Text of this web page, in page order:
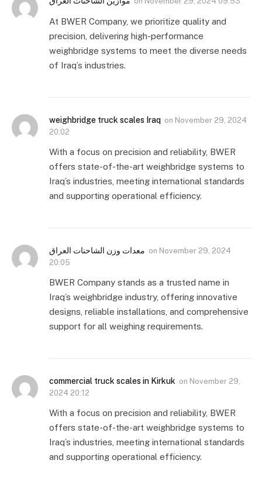
At BWER Company, we prioritize quality and
precision, delivering high-performance
weighbridge systems to meet the diverse needs
of Iraq’s industries.
weighbridge truck scales Iraq on November 29, 2024
20:02
With a focus on precision and reliability, BWER
offers state-of-the-art weighbridge systems to
Iraq’s industries, meeting international standards
and supporting operational efficiency.
معدات وزن الشاحنات العراق on November 29, 2024
20:05
BWER Company stands as a trusted name in
Iraq’s weighbridge industry, offering innovative
designs, reliable installations, and comprehensive
support for all weighing requirements.
commercial truck scales in Kirkuk on November 29,
2024 20:12
With a focus on precision and reliability, BWER
offers state-of-the-art weighbridge systems to
Iraq’s industries, meeting international standards
and supporting operational efficiency.